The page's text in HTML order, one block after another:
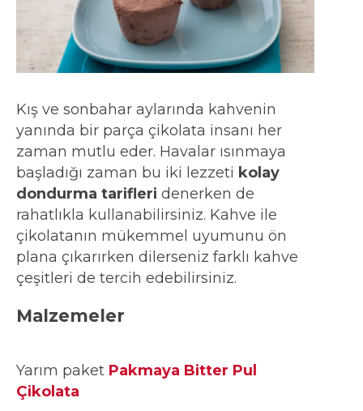
Kış ve sonbahar aylarında kahvenin
yanında bir parça çikolata insanı her
zaman mutlu eder. Havalar ısınmaya
başladığı zaman bu iki lezzeti kolay
dondurma tarifleri denerken de
rahatlıkla kullanabilirsiniz. Kahve ile
çikolatanın mükemmel uyumunu ön
plana çıkarırken dilerseniz farklı kahve
çeşitleri de tercih edebilirsiniz.
Malzemeler
Yarım paket Pakmaya Bitter Pul
Çikolata